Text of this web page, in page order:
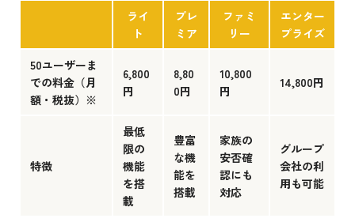
ライ
ト
プレ
ミア
ファミ
リー
エンター
プライズ
50ユーザーま
での料金（月
額・税抜）※
6,800
円
8,80
0円
10,800
円
14,800円
特徴
最低
限の
機能
を搭
載
豊富
な機
能を
搭載
家族の
安否確
認にも
対応
グループ
会社の利
用も可能